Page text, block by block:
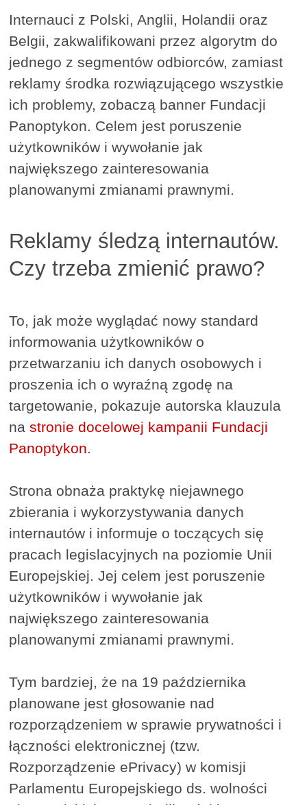
Internauci z Polski, Anglii, Holandii oraz
Belgii, zakwalifikowani przez algorytm do
jednego z segmentów odbiorców, zamiast
reklamy środka rozwiązującego wszystkie
ich problemy, zobaczą banner Fundacji
Panoptykon. Celem jest poruszenie
użytkowników i wywołanie jak
największego zainteresowania
planowanymi zmianami prawnymi.
Reklamy śledzą internautów.
Czy trzeba zmienić prawo?
To, jak może wyglądać nowy standard
informowania użytkowników o
przetwarzaniu ich danych osobowych i
proszenia ich o wyraźną zgodę na
targetowanie, pokazuje autorska klauzula
nastronie docelowej kampanii Fundacji
Panoptykon.
Strona obnaża praktykę niejawnego
zbierania i wykorzystywania danych
internautów i informuje o toczących się
pracach legislacyjnych na poziomie Unii
Europejskiej. Jej celem jest poruszenie
użytkowników i wywołanie jak
największego zainteresowania
planowanymi zmianami prawnymi.
Tym bardziej, że na 19 października
planowane jest głosowanie nad
rozporządzeniem w sprawie prywatności i
łączności elektronicznej (tzw.
Rozporządzenie ePrivacy) w komisji
Parlamentu Europejskiego ds. wolności